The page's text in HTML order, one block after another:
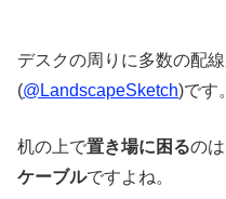
デスクの周りに多数の配
(@LandscapeSketch)です
机の上で置き場に困るの
ケーブルですよね。